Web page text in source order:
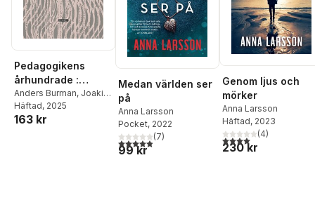
Pedagogikens
århundrade :
uppkomsten och
utvecklingen av en
vetenskaplig
Anders Burman, Joakim
Landahl ,Anna Larsson
Häftad, 2025
163 kr
Medan världen ser
på
Anna Larsson
Pocket, 2022
4,9utav 5 stjärnor. Totalt antal röster:
(7)
99 kr
Genom ljus och
mörker
Anna Larsson
Häftad, 2023
4,0utav 5 stjärnor.
(4)
230 kr